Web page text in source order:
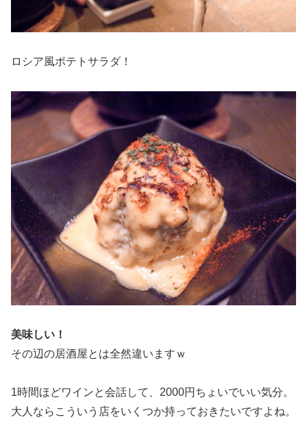
ロシア風ポテトサラダ！
美味しい！
その辺の居酒屋とは全然違いますｗ
1時間ほどワインと会話して、2000円ちょいでいい気分。
大人ならこういう店をいくつか持っておきたいですよね。